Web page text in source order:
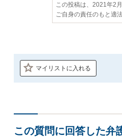
この投稿は、2021年2
ご自身の責任のもと適
マイリストに入れる
この質問に回答した弁